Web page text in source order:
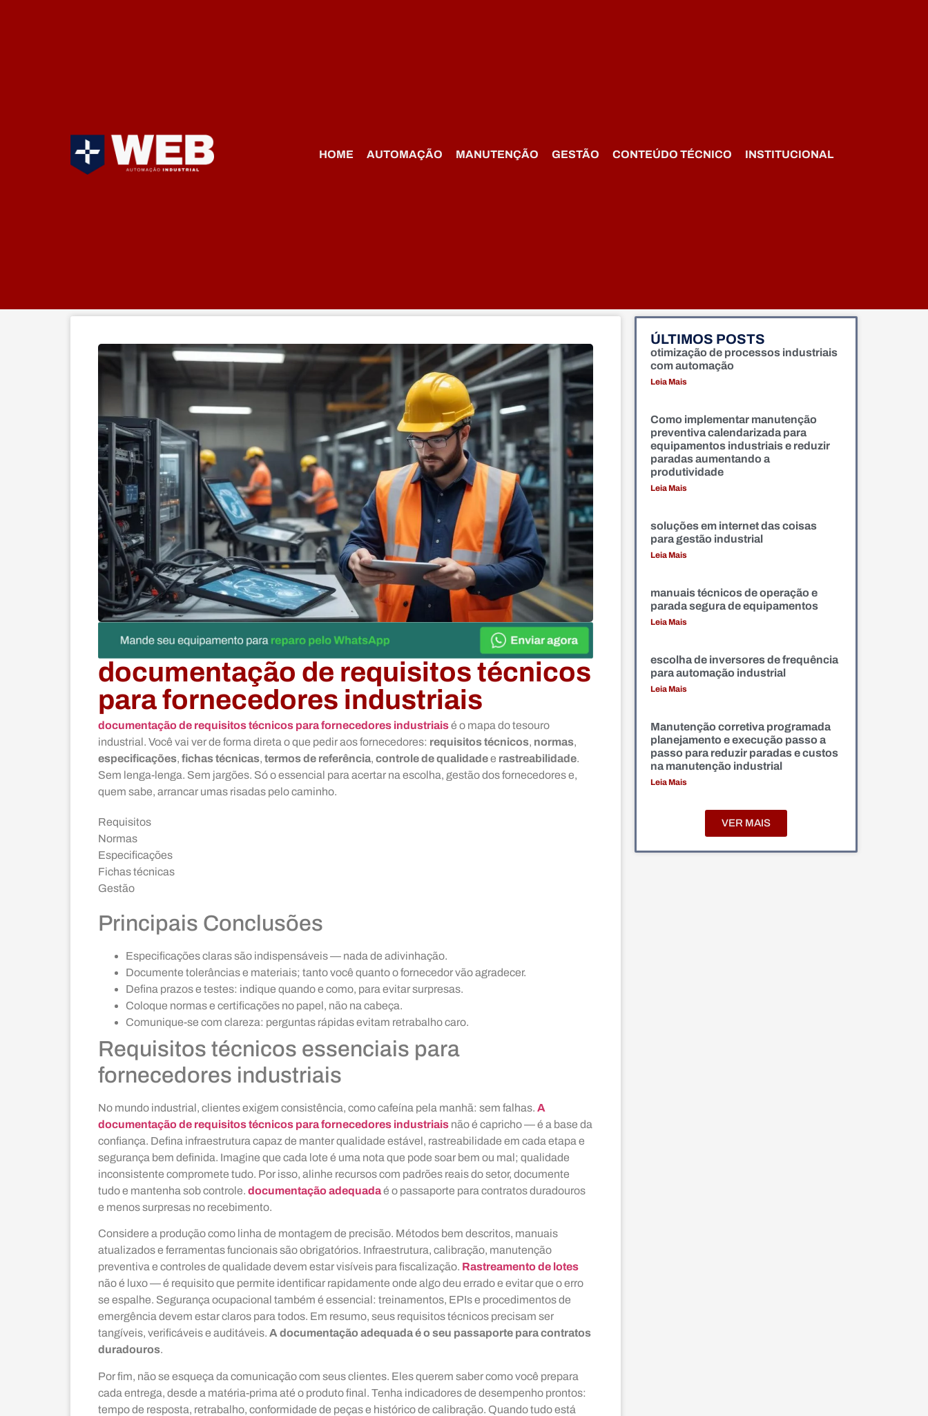
HOME AUTOMAÇÃO MANUTENÇÃO GESTÃO CONTEÚDO TÉCNICO INSTITUCIONAL
documentação de requisitos técnicos
para fornecedores industriais
documentação de requisitos técnicos para fornecedores industriaisé o mapa do tesouro
industrial. Você vai ver de forma direta o que pedir aos fornecedores: requisitos técnicos, normas,
especificações, fichas técnicas, termos de referência, controle de qualidadee rastreabilidade.
Sem lenga-lenga. Sem jargões. Só o essencial para acertar na escolha, gestão dos fornecedores e,
quem sabe, arrancar umas risadas pelo caminho.
Requisitos
Normas
Especificações
Fichas técnicas
Gestão
Principais Conclusões
Especificações claras são indispensáveis — nada de adivinhação.
Documente tolerâncias e materiais; tanto você quanto o fornecedor vão agradecer.
Defina prazos e testes: indique quando e como, para evitar surpresas.
Coloque normas e certificações no papel, não na cabeça.
Comunique-se com clareza: perguntas rápidas evitam retrabalho caro.
Requisitos técnicos essenciais para
fornecedores industriais
No mundo industrial, clientes exigem consistência, como cafeína pela manhã: sem falhas. A
documentação de requisitos técnicos para fornecedores industriais não é capricho — é a base da
confiança. Defina infraestrutura capaz de manter qualidade estável, rastreabilidade em cada etapa e
segurança bem definida. Imagine que cada lote é uma nota que pode soar bem ou mal; qualidade
inconsistente compromete tudo. Por isso, alinhe recursos com padrões reais do setor, documente
tudo e mantenha sob controle. documentação adequadaé o passaporte para contratos duradouros
e menos surpresas no recebimento.
Considere a produção como linha de montagem de precisão. Métodos bem descritos, manuais
atualizados e ferramentas funcionais são obrigatórios. Infraestrutura, calibração, manutenção
preventiva e controles de qualidade devem estar visíveis para fiscalização. Rastreamento de lotes
não é luxo — é requisito que permite identificar rapidamente onde algo deu errado e evitar que o erro
se espalhe. Segurança ocupacional também é essencial: treinamentos, EPIs e procedimentos de
emergência devem estar claros para todos. Em resumo, seus requisitos técnicos precisam ser
tangíveis, verificáveis e auditáveis. A documentação adequada é o seu passaporte para contratos
duradouros.
Por fim, não se esqueça da comunicação com seus clientes. Eles querem saber como você prepara
cada entrega, desde a matéria-prima até o produto final. Tenha indicadores de desempenho prontos:
tempo de resposta, retrabalho, conformidade de peças e histórico de calibração. Quando tudo está
ÚLTIMOS POSTS
otimização de processos industriais
com automação
Leia Mais
Como implementar manutenção
preventiva calendarizada para
equipamentos industriais e reduzir
paradas aumentando a
produtividade
Leia Mais
soluções em internet das coisas
para gestão industrial
Leia Mais
manuais técnicos de operação e
parada segura de equipamentos
Leia Mais
escolha de inversores de frequência
para automação industrial
Leia Mais
Manutenção corretiva programada
planejamento e execução passo a
passo para reduzir paradas e custos
na manutenção industrial
Leia Mais
VER MAIS